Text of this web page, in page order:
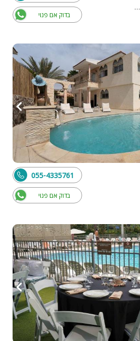
תל אביב וגוש דן, ראשון לציון
בדוק אם פנוי
בדוק אם פנוי
055-4335761